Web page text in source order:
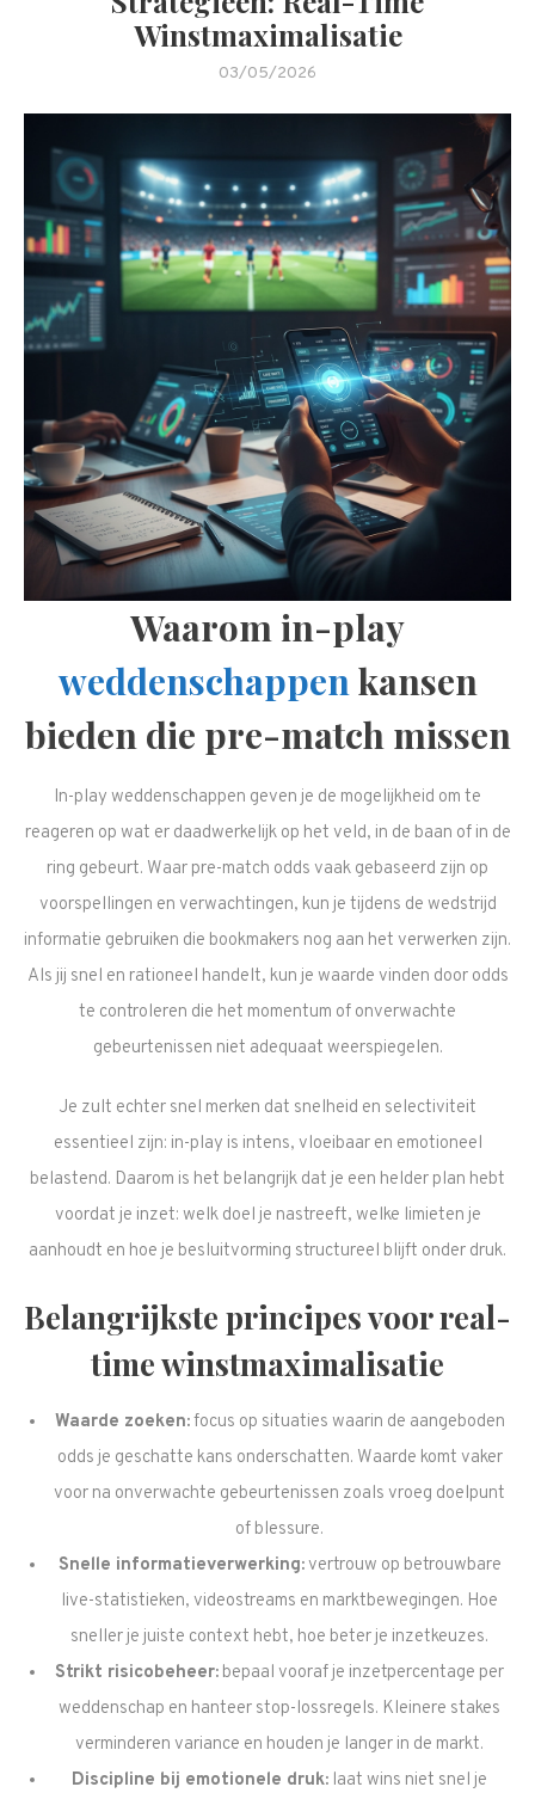
Winstmaximalisatie
03/05/2026
Waarom in-play
weddenschappenkansen
bieden die pre-match missen
In-play weddenschappen geven je de mogelijkheid om te
reageren op wat er daadwerkelijk op het veld, in de baan of in de
ring gebeurt. Waar pre-match odds vaak gebaseerd zijn op
voorspellingen en verwachtingen, kun je tijdens de wedstrijd
informatie gebruiken die bookmakers nog aan het verwerken zijn.
Als jij snel en rationeel handelt, kun je waarde vinden door odds
te controleren die het momentum of onverwachte
gebeurtenissen niet adequaat weerspiegelen.
Je zult echter snel merken dat snelheid en selectiviteit
essentieel zijn: in-play is intens, vloeibaar en emotioneel
belastend. Daarom is het belangrijk dat je een helder plan hebt
voordat je inzet: welk doel je nastreeft, welke limieten je
aanhoudt en hoe je besluitvorming structureel blijft onder druk.
Belangrijkste principes voor real-
time winstmaximalisatie
Waarde zoeken:focus op situaties waarin de aangeboden
odds je geschatte kans onderschatten. Waarde komt vaker
voor na onverwachte gebeurtenissen zoals vroeg doelpunt
of blessure.
Snelle informatieverwerking:vertrouw op betrouwbare
live-statistieken, videostreams en marktbewegingen. Hoe
sneller je juiste context hebt, hoe beter je inzetkeuzes.
Strikt risicobeheer: bepaal vooraf je inzetpercentage per
weddenschap en hanteer stop-lossregels. Kleinere stakes
verminderen variance en houden je langer in de markt.
Discipline bij emotionele druk: laat wins niet snel je